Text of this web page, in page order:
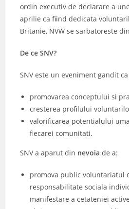
ordin executiv de declarare a
aprilie ca fiind dedicata
Britanie, NVW se sarbatoreste
De ce SNV?
SNV este un eveniment gandit ca
promovarea conceptului si
cresterea profilului
valorificarea potentialului
fiecarei comunitati.
SNV a aparut din nevoia de a:
promova public voluntariatul
responsabilitate sociala
manifestare a cetateniei